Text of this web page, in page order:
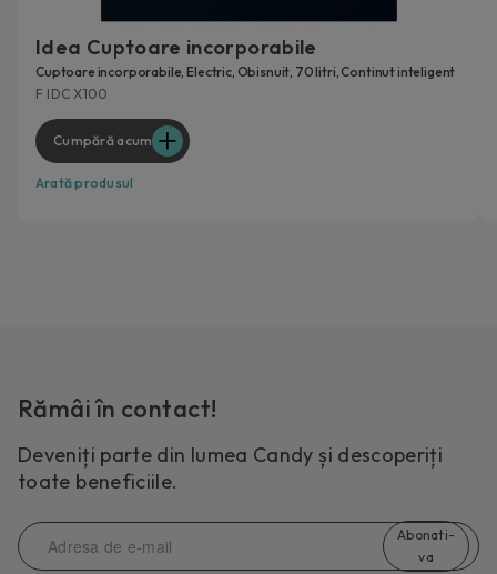
Idea Cuptoare incorporabile
Cuptoare incorporabile, Electric, Obisnuit, 70 litri, Continut inteligent
F IDC X100
Cumpără acum
Arată produsul
Rămâi în contact!
Deveniți parte din lumea Candy și descoperiți
toate beneficiile.
Abonati-
va